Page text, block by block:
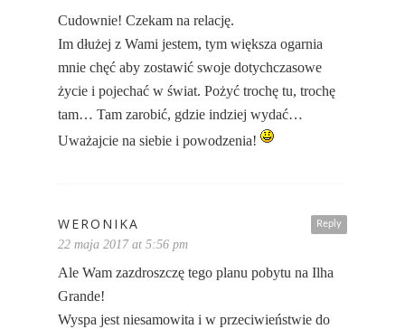
Cudownie! Czekam na relację.
Im dłużej z Wami jestem, tym większa ogarnia
mnie chęć aby zostawić swoje dotychczasowe
życie i pojechać w świat. Pożyć trochę tu, trochę
tam… Tam zarobić, gdzie indziej wydać…
Uważajcie na siebie i powodzenia!
Reply
WERONIKA
22 maja 2017 at 5:56 pm
Ale Wam zazdroszczę tego planu pobytu na Ilha
Grande!
Wyspa jest niesamowita i w przeciwieństwie do